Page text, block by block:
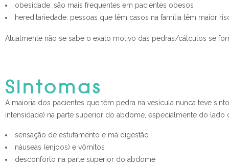
obesidade: são mais frequentes em pacientes obesos
hereditariedade: pessoas que têm casos na família têm maior
Atualmente não se sabe o exato motivo das pedras/cálculos se
Sintomas
A maioria dos pacientes que têm pedra na vesícula nunca teve
intensidade) na parte superior do abdome, especialmente do lado
sensação de estufamento e má digestão
náuseas (enjoos) e vômitos
desconforto na parte superior do abdome